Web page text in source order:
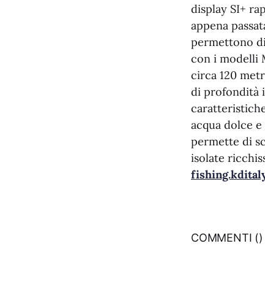
display SI+
appena
permettono
con i modelli
circa 120
di profondità
acqua dolce
permette di
isolate
COMMENTI ()